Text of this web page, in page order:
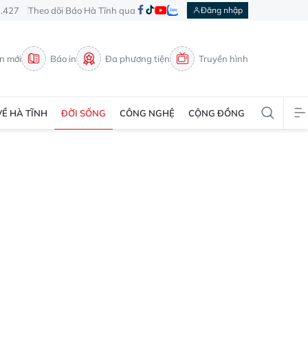
Theo dõi Báo Hà Tĩnh qua Đăng nhập
mới Báo in Đa phương tiện Truyền hình
HÀ TĨNH ĐỜI SỐNG CÔNG NGHỆ CỘNG ĐỒNG